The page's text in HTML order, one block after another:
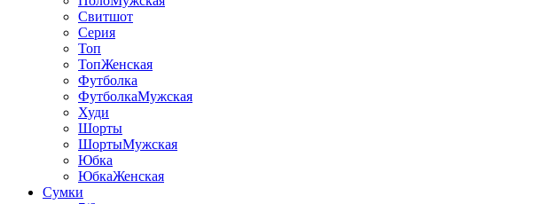
Свитшот
Серия
Топ
ТопЖенская
Футболка
ФутболкаМужская
Худи
Шорты
ШортыМужская
Юбка
ЮбкаЖенская
Сумки